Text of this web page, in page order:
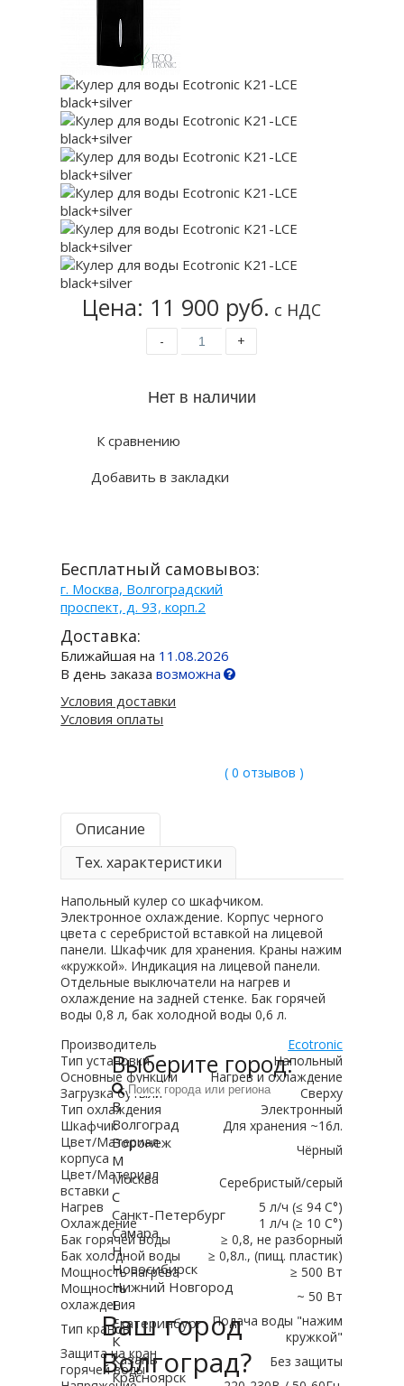
Цена: 11 900 руб. с НДС
- +
К сравнению
Добавить в закладки
Бесплатный самовывоз:
г. Москва, Волгоградский
проспект, д. 93, корп.2
Доставка:
Ближайшая на 11.08.2026
В день заказавозможна
Условия доставки
Условия оплаты
( 0 отзывов )
Описание
Тех. характеристики
Напольный кулер со шкафчиком.
Электронное охлаждение. Корпус черного
цвета с серебристой вставкой на лицевой
панели. Шкафчик для хранения. Краны нажим
«кружкой». Индикация на лицевой панели.
Отдельные выключатели на нагрев и
охлаждение на задней стенке. Бак горячей
воды 0,8 л, бак холодной воды 0,6 л.
Производитель
Ecotronic
Тип установки
Напольный
Основные функции
Нагрев и охлаждение
Загрузка бутыли
Сверху
Тип охлаждения
Электронный
Шкафчик
Для хранения ~16л.
Цвет/Материал
корпуса
Чёрный
Цвет/Материал
вставки
Серебристый/серый
Нагрев
5 л/ч (≤ 94 C°)
Охлаждение
1 л/ч (≥ 10 C°)
Бак горячей воды
≥ 0,8, не разборный
Бак холодной воды
≥ 0,8л., (пищ. пластик)
Мощность нагрева
≥ 500 Вт
Мощность
охлаждения
~ 50 Вт
Тип кранов
Подача воды "нажим
кружкой"
Защита на кран
горячей воды
Без защиты
Ваш город
Волгоград?
Выберите город:
В
Волгоград
Воронеж
М
Москва
С
Санкт-Петербург
Самара
Н
Новосибирск
Нижний Новгород
Е
Екатеринбург
К
Казань
Красноярск